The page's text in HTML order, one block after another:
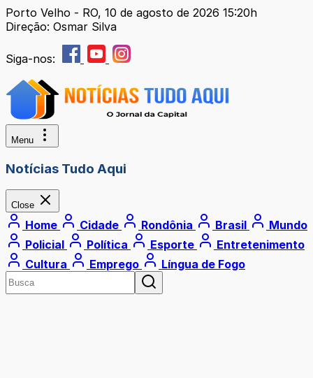
Porto Velho - RO, 10 de agosto de 2026 15:20h
Direção: Osmar Silva
Siga-nos:
Menu
Notícias Tudo Aqui
Close
Home Cidade Rondônia Brasil
Mundo
Policial
Política Esporte
Entretenimento
Cultura
Emprego Língua de Fogo